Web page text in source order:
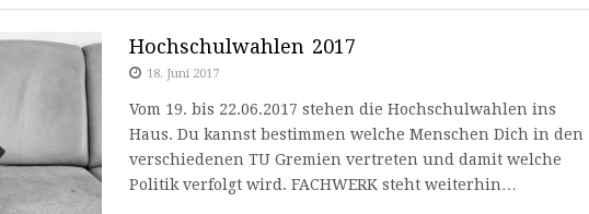
Hochschulwahlen 2017
18. Juni 2017
Vom 19. bis 22.06.2017 stehen die Hochschulwahlen ins
Haus. Du kannst bestimmen welche Menschen Dich in den
verschiedenen TU Gremien vertreten und damit welche
Politik verfolgt wird. FACHWERK steht weiterhin…